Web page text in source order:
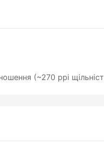
(~270 ppi